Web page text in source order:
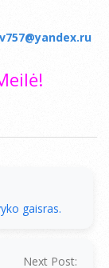
gaisras.
Next Post: